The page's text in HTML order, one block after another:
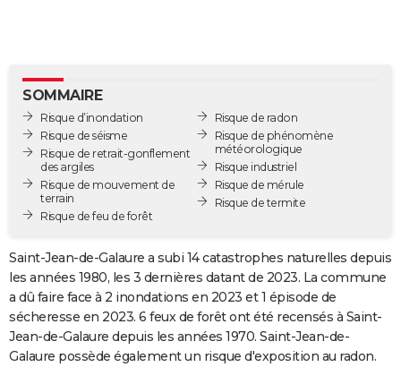
BONS PLANS
CARTE DE VOEUX
Carte de Noël
Carte Bonne année
Carte Saint-Valentin
Carte Pâques
Carte d'anniversaire
DICTIONNAIRE
Dictionnaire
Biographies
Citations
Expressions
Proverbes
PROGRAMME TV
S'inscrire
Se connecter
Collèges
Primaires
Universités
Entreprises
Service militaire
Avis de recherche
AVIS DE DÉCÈS
FORUM
Bricolage
Lifestyle
Culture
Sport
Auto
Television
Voyage
Cinema
SOMMAIRE
Risque d’inondation
Risque de séisme
Risque de retrait-gonflement
des argiles
Risque de mouvement de
terrain
Risque de feu de forêt
Risque de radon
Risque de phénomène
météorologique
Risque industriel
Risque de mérule
Risque de termite
Saint-Jean-de-Galaure a subi 14 catastrophes naturelles depuis
les années 1980, les 3 dernières datant de 2023. La commune
a dû faire face à 2 inondations en 2023 et 1 épisode de
sécheresse en 2023. 6 feux de forêt ont été recensés à Saint-
Jean-de-Galaure depuis les années 1970. Saint-Jean-de-
Galaure possède également un risque d'exposition au radon.